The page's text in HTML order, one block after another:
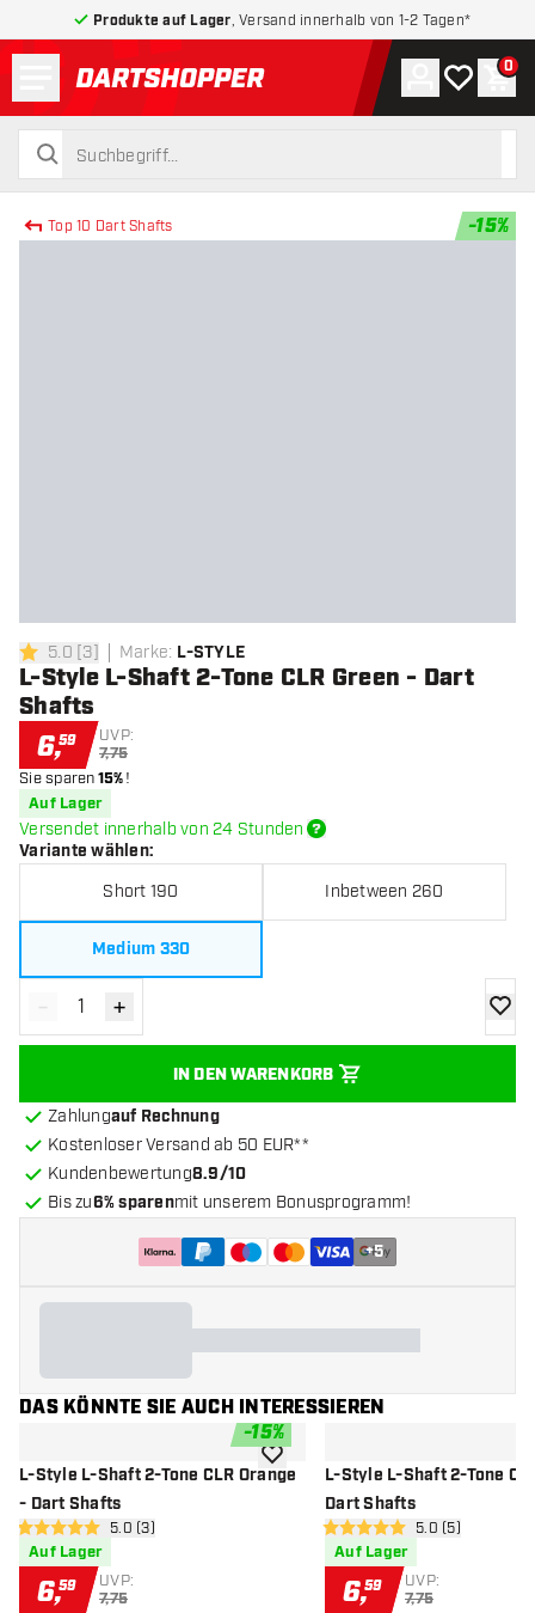
Produkte auf Lager , Versand innerhalb von 1-2 Tagen*
zurück zur Startseite
suchen
suchen
Konto
Meine 0
Top 10 Dart Shafts -15%
5 Bewertungssterne
5.0 [3] Marke: L-STYLE
L-Style L-Shaft 2-Tone CLR Green - Dart
Shafts
6,59 UVP:
7,75
Sie sparen15%!
Auf Lager
Versendet innerhalb von 24 Stunden
Variante wählen:
Short 190 Inbetween 260
Medium 330
Menge verringern
- Menge erhöhen
+
IN DEN WARENKORB
Zur
Zahlungauf Rechnung
Kostenloser Versand ab 50 EUR**
Kundenbewertung8.9/10
Bis zu6% sparenmit unserem Bonusprogramm!
+5
DAS KÖNNTE SIE AUCH INTERESSIEREN
-15%
L-Style L-Shaft 2-Tone CLR Orange
- Dart Shafts
Bewertungsbereich öffnen
5 Bewertungssterne
5.0 (3)
Auf Lager
6,59 UVP:
7,75
Zur Wunschliste hinzufügen
L-Style L-Shaft 2-Tone
Dart Shafts
5 Bewertungssterne
5.0 (5)
Auf Lager
6,59 UVP:
7,75